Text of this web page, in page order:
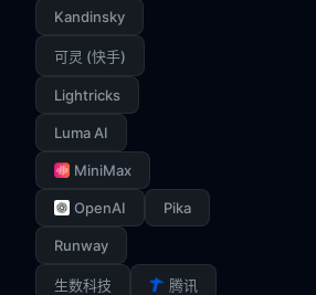
Kandinsky
可灵 (快手)
Lightricks
Luma AI
MiniMax
OpenAI Pika
Runway
生数科技 腾讯